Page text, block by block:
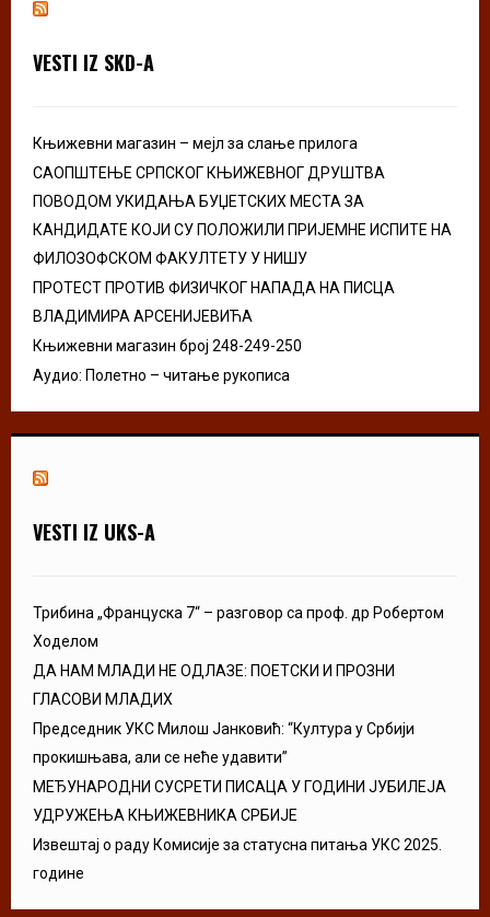
r
VESTI IZ SKD-A
Књижевни магазин – мејл за слање прилога
САОПШТЕЊЕ СРПСКОГ КЊИЖЕВНОГ ДРУШТВА
ПОВОДОМ УКИДАЊА БУЏЕТСКИХ МЕСТА ЗА
КАНДИДАТЕ КОЈИ СУ ПОЛОЖИЛИ ПРИЈЕМНЕ ИСПИТЕ НА
ФИЛОЗОФСКОМ ФАКУЛТЕТУ У НИШУ
ПРОТЕСТ ПРОТИВ ФИЗИЧКОГ НАПАДА НА ПИСЦА
ВЛАДИМИРА АРСЕНИЈЕВИЋА
Књижевни магазин број 248-249-250
Аудио: Полетно – читање рукописа
VESTI IZ UKS-A
Трибина „Француска 7“ – разговор са проф. др Робертом
Ходелом
ДА НАМ МЛАДИ НЕ ОДЛАЗЕ: ПОЕТСКИ И ПРОЗНИ
ГЛАСОВИ МЛАДИХ
Председник УКС Милош Јанковић: “Култура у Србији
прокишњава, али се неће удавити”
МЕЂУНАРОДНИ СУСРЕТИ ПИСАЦА У ГОДИНИ ЈУБИЛЕЈА
УДРУЖЕЊА КЊИЖЕВНИКА СРБИЈЕ
Извештај о раду Комисије за статусна питања УКС 2025.
године